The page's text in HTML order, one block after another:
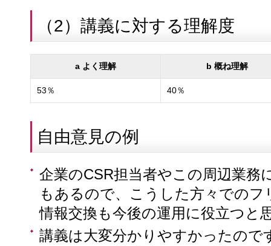
（2）講義に対する理解度
a よく理解 b 概ね理解
53％ 40％
自由意見の例
企業のCSR担当者やこの周辺業務
もあるので、こうした方々での
情報交換も今後の運用に役立つと
講義は大変分かりやすかったので